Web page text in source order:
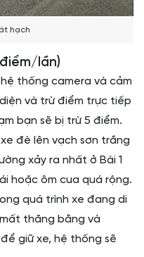
hạch
lần)
thống camera và cảm
và trừ điểm trực tiếp
bạn sẽ bị trừ 5 điểm.
xe đè lên vạch sơn trắng
xảy ra nhất ở Bài 1
hoặc ôm cua quá rộng.
quá trình xe đang di
thăng bằng và
giữ xe, hệ thống sẽ